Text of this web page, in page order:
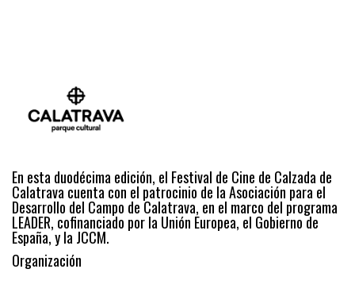
En esta duodécima edición, el Festival de Cine de Calzada de
Calatrava cuenta con el patrocinio de la Asociación para el
Desarrollo del Campo de Calatrava, en el marco del programa
LEADER, cofinanciado por la Unión Europea, el Gobierno de
España, y la JCCM.
Organización